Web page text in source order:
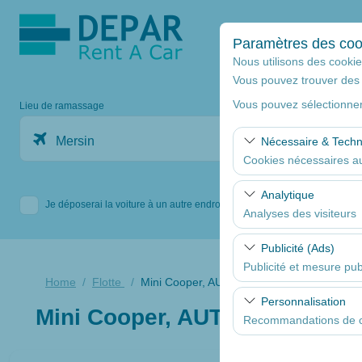
Paramètres des
Nous utilisons des
Vous pouvez trouver
Vous pouvez
Nécessaire &
Cookies nécessaires
Ces cookies sont
fonctionnalités de
Analytique
Analyses des visiteurs
Ces cookies nous
consultées,
web et améliorer
Publicité (Ads)
Publicité et mesure
Ces cookies nous
mesurer l’efficacité de
Personnalisation
Recommandations de
Lieu de ramassage
Mersin
Je déposerai la voiture à un autre endroit.
Home Flotte Mini Cooper, AUTOMATIQUE,, Essence A/
Mini Cooper,